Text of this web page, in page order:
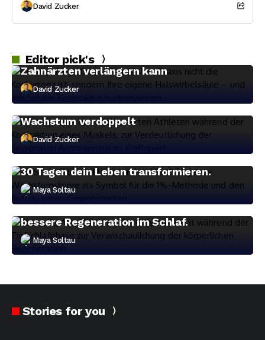
David Zucker
Editor pick's
Dentalmikroskopie die Karriere von
Zahnärzten verlängern kann
David Zucker
Mindset
Mind-Muscle-Connection: Warum die
Wachstum verdoppelt
David Zucker
Mindset
30 Tagen dein Leben transformieren.
Maya Soltau
Mindset
bessere Regeneration im Schlaf.
Maya Soltau
Stories for you